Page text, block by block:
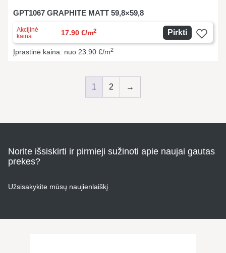
GPT1067 GRAPHITE MATT 59,8×59,8
Akcijinė
kaina
17.90 €/m2 Pirkti
Įprastinė kaina: nuo 23.90 €/m2
1 2 →
Norite išsiskirti ir pirmieji sužinoti apie naujai gautas
prekes?
Užsisakykite mūsų naujienlaiškį